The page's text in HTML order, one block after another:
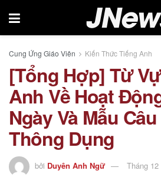
Cung Ứng Giáo Viên Kiến Thức Tiếng Anh
[Tổng Hợp] Từ
Anh Về Hoạt
Ngày Và Mẫu
Thông Dụng
bởi Duyên Anh Ngữ Tháng